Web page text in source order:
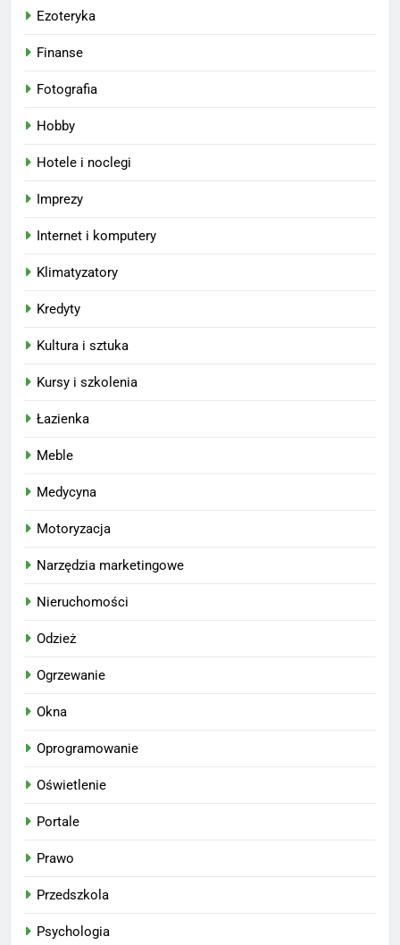
Ezoteryka
Finanse
Fotografia
Hobby
Hotele i noclegi
Imprezy
Internet i komputery
Klimatyzatory
Kredyty
Kultura i sztuka
Kursy i szkolenia
Łazienka
Meble
Medycyna
Motoryzacja
Narzędzia marketingowe
Nieruchomości
Odzież
Ogrzewanie
Okna
Oprogramowanie
Oświetlenie
Portale
Prawo
Przedszkola
Psychologia